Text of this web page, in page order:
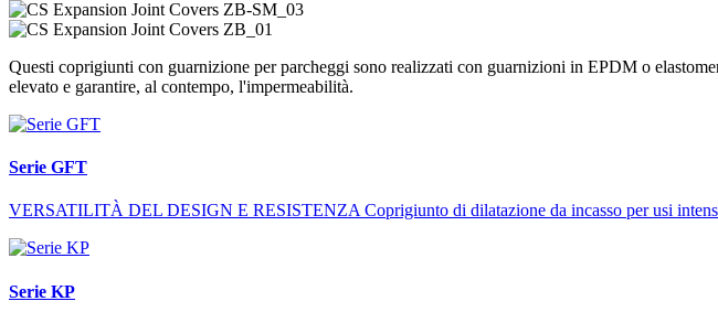
Questi coprigiunti con guarnizione per parcheggi sono realizzati con guarnizioni in EPDM o
elevato e garantire, al contempo, l'impermeabilità.
Serie GFT
VERSATILITÀ DEL DESIGN E RESISTENZA Coprigiunto di dilatazione da incasso per usi
Serie KP